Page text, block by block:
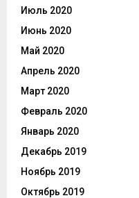
Июль 2020
Июнь 2020
Май 2020
Апрель 2020
Март 2020
Февраль 2020
Январь 2020
Декабрь 2019
Ноябрь 2019
Октябрь 2019